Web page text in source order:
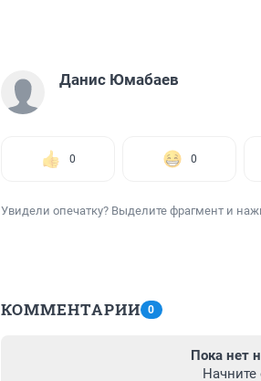
Данис Юмабаев
0 0
Увидели опечатку? Выделите фрагмент и
КОММЕНТАРИИ 0
Пока нет